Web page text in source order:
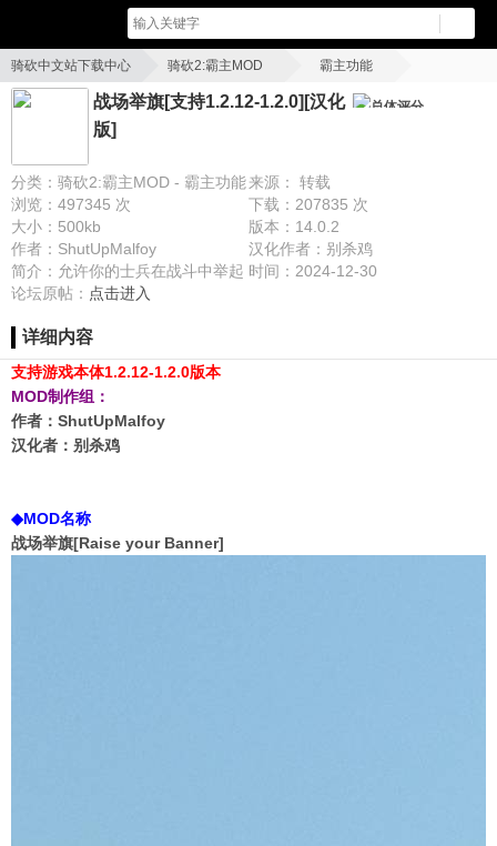
骑砍中文站下载中心 骑砍2:霸主MOD 霸主功能
战场举旗[支持1.2.12-1.2.0][汉化版] 总体评分
战场举旗[支持1.2.12-1.2.0][汉化
版]
分类：骑砍2:霸主MOD - 霸主功能来源： 转载
浏览：497345 次
下载：207835 次
大小：500kb
版本：14.0.2
作者：ShutUpMalfoy
汉化作者：别杀鸡
简介：允许你的士兵在战斗中举起
旗帜
时间：2024-12-30
论坛原帖： 点击进入
详细内容
支持游戏本体1.2.12-1.2.0版本
MOD制作组：
作者：ShutUpMalfoy
汉化者：别杀鸡
◆MOD名称
战场举旗[Raise your Banner]